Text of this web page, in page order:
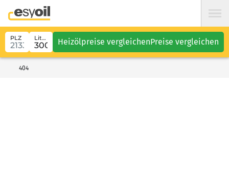
PLZ Liter Heizölpreise vergleichenPreise vergleichen
404